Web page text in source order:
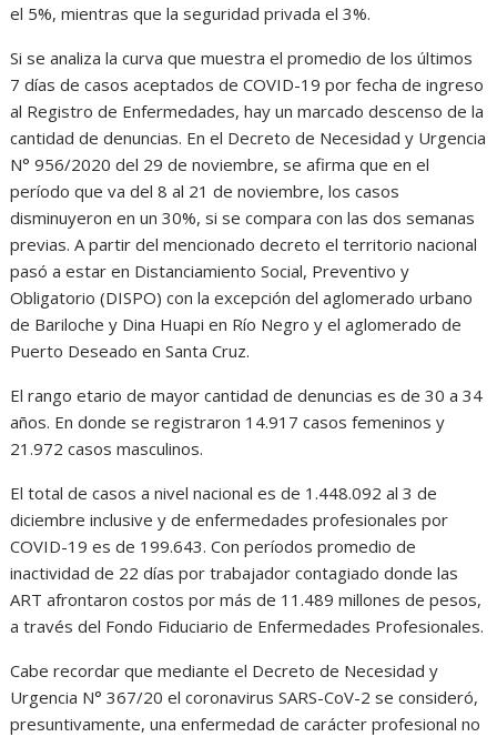
el 5%, mientras que la seguridad privada el 3%.
Si se analiza la curva que muestra el promedio de los últimos
7 días de casos aceptados de COVID-19 por fecha de ingreso
al Registro de Enfermedades, hay un marcado descenso de la
cantidad de denuncias. En el Decreto de Necesidad y Urgencia
N° 956/2020 del 29 de noviembre, se afirma que en el
período que va del 8 al 21 de noviembre, los casos
disminuyeron en un 30%, si se compara con las dos semanas
previas. A partir del mencionado decreto el territorio nacional
pasó a estar en Distanciamiento Social, Preventivo y
Obligatorio (DISPO) con la excepción del aglomerado urbano
de Bariloche y Dina Huapi en Río Negro y el aglomerado de
Puerto Deseado en Santa Cruz.
El rango etario de mayor cantidad de denuncias es de 30 a 34
años. En donde se registraron 14.917 casos femeninos y
21.972 casos masculinos.
El total de casos a nivel nacional es de 1.448.092 al 3 de
diciembre inclusive y de enfermedades profesionales por
COVID-19 es de 199.643. Con períodos promedio de
inactividad de 22 días por trabajador contagiado donde las
ART afrontaron costos por más de 11.489 millones de pesos,
a través del Fondo Fiduciario de Enfermedades Profesionales.
Cabe recordar que mediante el Decreto de Necesidad y
Urgencia N° 367/20 el coronavirus SARS-CoV-2 se consideró,
presuntivamente, una enfermedad de carácter profesional no